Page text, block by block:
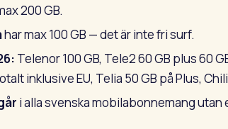
200 GB.
har max 100 GB — det är inte fri surf.
Telenor 100 GB, Tele2 60 GB plus 60
inklusive EU, Telia 50 GB på Plus,
i alla svenska mobilabonnemang utan